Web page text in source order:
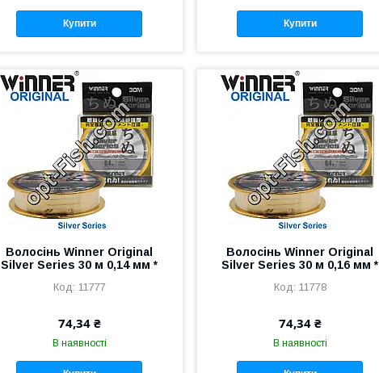
Купити Купити
Волосінь Winner Original
Silver Series 30 м 0,14 мм *
11777
74,34 ₴
В наявності
Волосінь Winner Original
Silver Series 30 м 0,16 мм *
11778
74,34 ₴
В наявності